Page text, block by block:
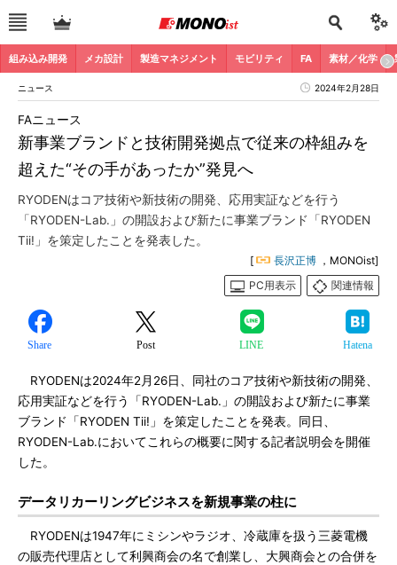
組み込み開発 メカ設計 製造マネジメント モビリティ FA 素材／化学
ニュース 2024年2月28日
新事業ブランドと技術開発拠点で従来の枠組みを
超えた“その手があったか”発見へ
FAニュース
RYODENはコア技術や新技術の開発、応用実証などを行う
「RYODEN-Lab.」の開設および新たに事業ブランド「RYODEN
Tii!」を策定したことを発表した。
[ 長沢正博 ，MONOist]
PC用表示
関連情報
Share Post LINE Hatena
RYODENは2024年2月26日、同社のコア技術や新技術の開発、
応用実証などを行う「RYODEN-Lab.」の開設および新たに事業
ブランド「RYODEN Tii!」を策定したことを発表。同日、
RYODEN-Lab.においてこれらの概要に関する記者説明会を開催
した。
データリカーリングビジネスを新規事業の柱に
RYODENは1947年にミシンやラジオ、冷蔵庫を扱う三菱電機
の販売代理店として利興商会の名で創業し、大興商会との合併を